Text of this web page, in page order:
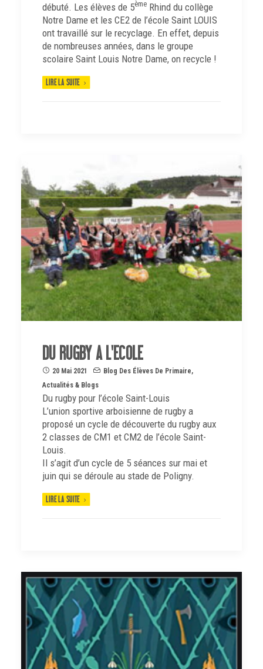
débuté. Les élèves de 5ème Rhind du collège
Notre Dame et les CE2 de l’école Saint LOUIS
ont travaillé sur le recyclage. En effet, depuis
de nombreuses années, dans le groupe
scolaire Saint Louis Notre Dame, on recycle !
LIRE LA SUITE
DU RUGBY A L'ECOLE
20 Mai 2021 Blog Des Élèves De Primaire,
Actualités & Blogs
Du rugby pour l’école Saint-Louis
L’union sportive arboisienne de rugby a
proposé un cycle de découverte du rugby aux
2 classes de CM1 et CM2 de l’école Saint-
Louis.
Il s’agit d’un cycle de 5 séances sur mai et
juin qui se déroule au stade de Poligny.
LIRE LA SUITE